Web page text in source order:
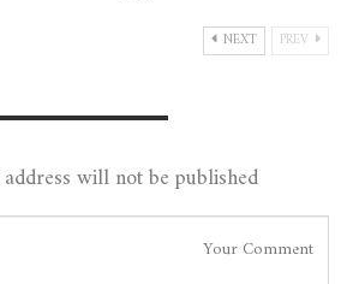
NEXT
will not be published.